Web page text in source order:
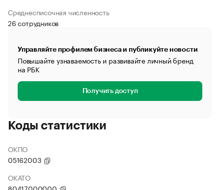
Среднесписочная численность
26 сотрудников
Управляйте профилем бизнеса и публикуйте новости
Повышайте узнаваемость и развивайте личный бренд
на РБК
Получить доступ
Коды статистики
ОКПО
05162003
ОКАТО